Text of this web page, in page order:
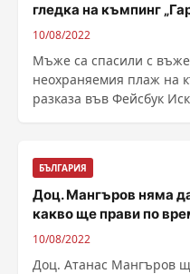
гледка на къмпинг
10/08/2022
Мъже са спасили с
неохраняемия плаж на
разказа във Фейсбук
БЪЛГАРИЯ
Доц. Мангъров няма
какво ще прави по
10/08/2022
Доц. Атанас Мангъров